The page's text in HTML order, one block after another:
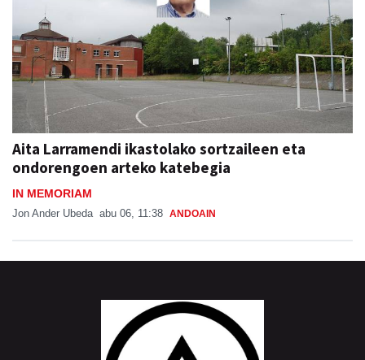
Aita Larramendi ikastolako sortzaileen eta
ondorengoen arteko katebegia
IN MEMORIAM
Jon Ander Ubeda abu 06, 11:38 ANDOAIN